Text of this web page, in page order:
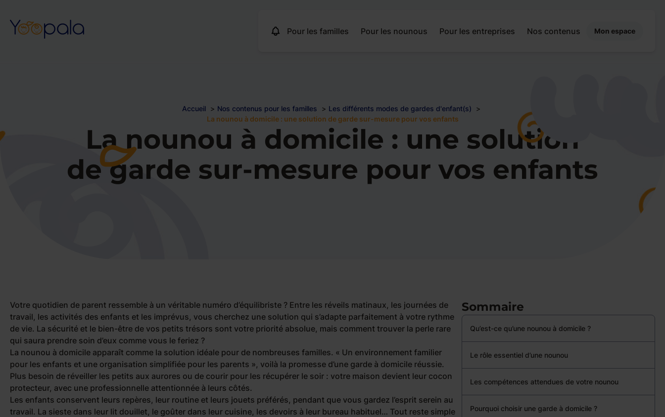
Pour les familles Pour les nounous Pour les entreprises Nos contenus Mon espace
Accueil Nos contenus pour les familles
Les différents modes de gardes d'enfant(s)
La nounou à domicile : une solution de garde sur-mesure pour vos enfants
La nounou à domicile : une solution
de garde sur-mesure pour vos enfants
Votre quotidien de parent ressemble à un véritable numéro d’équilibriste ? Entre les réveils matinaux, les journées de
travail, les activités des enfants et les imprévus, vous cherchez une solution qui s’adapte parfaitement à votre rythme
de vie. La sécurité et le bien-être de vos petits trésors sont votre priorité absolue, mais comment trouver la perle rare
qui saura prendre soin d’eux comme vous le feriez ?
La nounou à domicile apparaît comme la solution idéale pour de nombreuses familles. « Un environnement familier
pour les enfants et une organisation simplifiée pour les parents », voilà la promesse d’une garde à domicile réussie.
Plus besoin de réveiller les petits aux aurores ou de courir pour les récupérer le soir : votre maison devient leur cocon
protecteur, avec une professionnelle attentionnée à leurs côtés.
Les enfants conservent leurs repères, leur routine et leurs jouets préférés, pendant que vous gardez l’esprit serein au
travail. La sieste dans leur lit douillet, le goûter dans leur cuisine, les devoirs à leur bureau habituel… Tout reste simple
Sommaire
Qu’est-ce qu’une nounou à domicile ?
Le rôle essentiel d’une nounou
Les compétences attendues de votre nounou
Pourquoi choisir une garde à domicile ?